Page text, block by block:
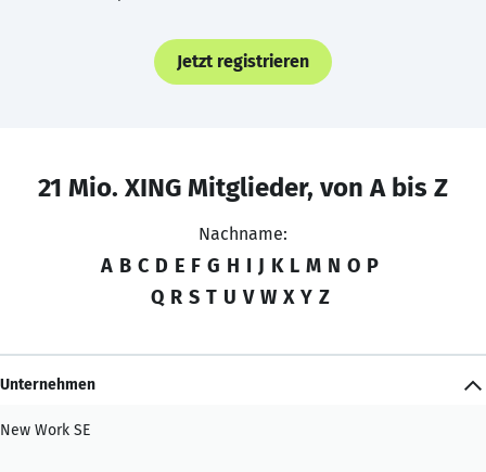
Jetzt registrieren
21 Mio. XING Mitglieder, von A bis Z
Nachname:
A B C D E F G H I J K L M N O P
Q R S T U V W X Y Z
Unternehmen
New Work SE